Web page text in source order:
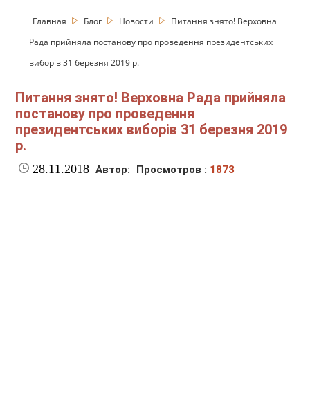
Главная Блог Новости
Питання знято! Верховна
Рада прийняла постанову про проведення президентських
виборів 31 березня 2019 р.
Питання знято! Верховна Рада прийняла
постанову про проведення
президентських виборів 31 березня 2019
р.
28.11.2018 Автор: Просмотров : 1873